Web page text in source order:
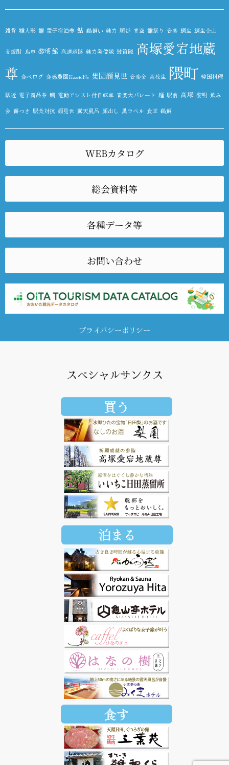
雑貨 雛人形 雛 電子宿泊券 鮎 鵜飼い 魅力 順延 青空 雛祭り 音楽 鯛生 鯛生金山
麦焼酎 鳥市 黎明館 高速道路 魅力発信隊 鼓笛隊 高塚愛宕地蔵
尊 食べログ 食感農園KazetoNe 集団顔見世 音楽会 高校生 隈町 韓国料理
駅近 電子商品券 鯛 電動アシスト付自転車 音楽大パレード 麺 駅前 高塚 黎明 飲み
会 餅つき 駅長対抗 顔見世 露天風呂 顔出し 黒ラベル 食堂 鵜飼
WEBカタログ
総会資料等
各種データ等
お問い合わせ
プライバシーポリシー
スペシャルサンクス